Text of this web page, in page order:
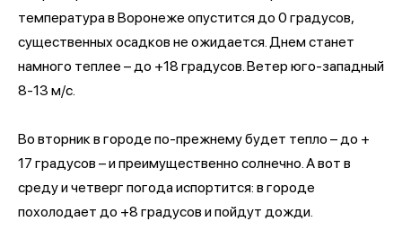
температура в Воронеже опустится до 0 градусов,
существенных осадков не ожидается. Днем станет
намного теплее – до +18 градусов. Ветер юго-западный
8-13 м/c.
Во вторник в городе по-прежнему будет тепло – до +
17 градусов – и преимущественно солнечно. А вот в
среду и четверг погода испортится: в городе
похолодает до +8 градусов и пойдут дожди.